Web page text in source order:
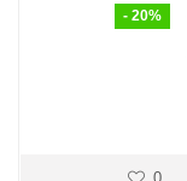
- 20%